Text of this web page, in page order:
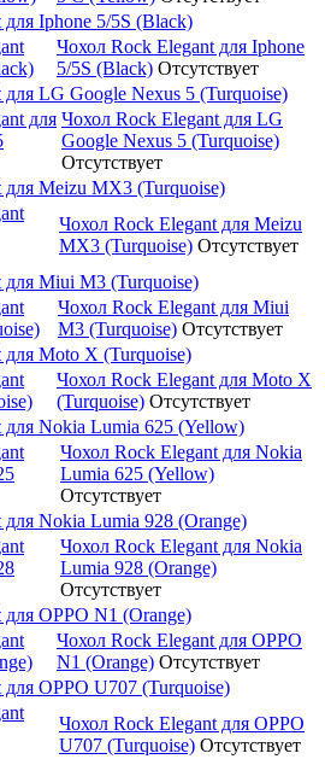
Iphone 5/5S (Black)
Чохол Rock Elegant для Iphone
5/5S (Black) Отсутствует
LG Google Nexus 5 (Turquoise)
Чохол Rock Elegant для LG
Google Nexus 5 (Turquoise)
Отсутствует
для Meizu MX3 (Turquoise)
Чохол Rock Elegant для Meizu
MX3 (Turquoise) Отсутствует
для Miui M3 (Turquoise)
Чохол Rock Elegant для Miui
M3 (Turquoise) Отсутствует
Moto X (Turquoise)
Чохол Rock Elegant для Moto X
(Turquoise) Отсутствует
для Nokia Lumia 625 (Yellow)
Чохол Rock Elegant для Nokia
Lumia 625 (Yellow)
Отсутствует
Nokia Lumia 928 (Orange)
Чохол Rock Elegant для Nokia
Lumia 928 (Orange)
Отсутствует
OPPO N1 (Orange)
Чохол Rock Elegant для OPPO
N1 (Orange) Отсутствует
OPPO U707 (Turquoise)
Чохол Rock Elegant для OPPO
U707 (Turquoise) Отсутствует